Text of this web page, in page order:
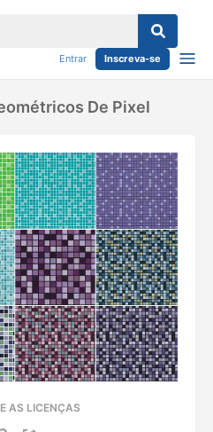
Entrar Inscreva-se
De Pixel
AS LICENÇAS